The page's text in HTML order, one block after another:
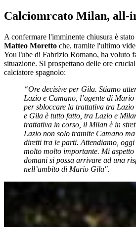
Calciomrcato Milan, all-
A confermare l'imminente chiusura è
Matteo Moretto che, tramite l'ultimo
YouTube di Fabrizio Romano, ha voluto
situazione. SI prospettano delle ore
calciatore spagnolo:
“Ore decisive per Gila. Stiamo
Lazio e Camano, l’agente di
per sbloccare la trattativa tra
e Gila è tutto fatto, tra Lazio e
trattativa in corso, il Milan è in
Lazio non solo tramite Camano
diretti tra le parti. Attendiamo,
molto molto importante. Mi aspetto
domani si possa arrivare ad una
nell’ambito di Mario Gila".